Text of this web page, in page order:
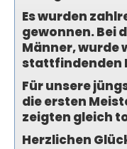
Es wurden
gewonnen. Bei
Männer, wurde
stattfindenden
Für unsere
die ersten
zeigten gleich
Herzlichen